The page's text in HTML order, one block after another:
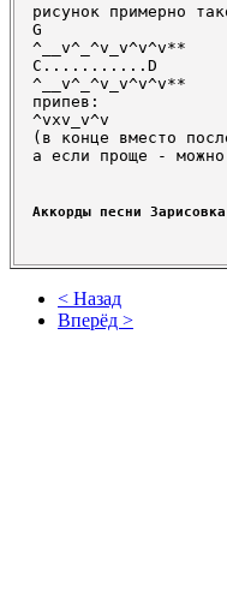
рисунок примерно
G
^__v^_^v_v^v^v**
C...........D
^__v^_^v_v^v^v**
припев:
^vxv_v^v
(в конце вместо
а если проще - можно
Аккорды песни
< Назад
Вперёд >